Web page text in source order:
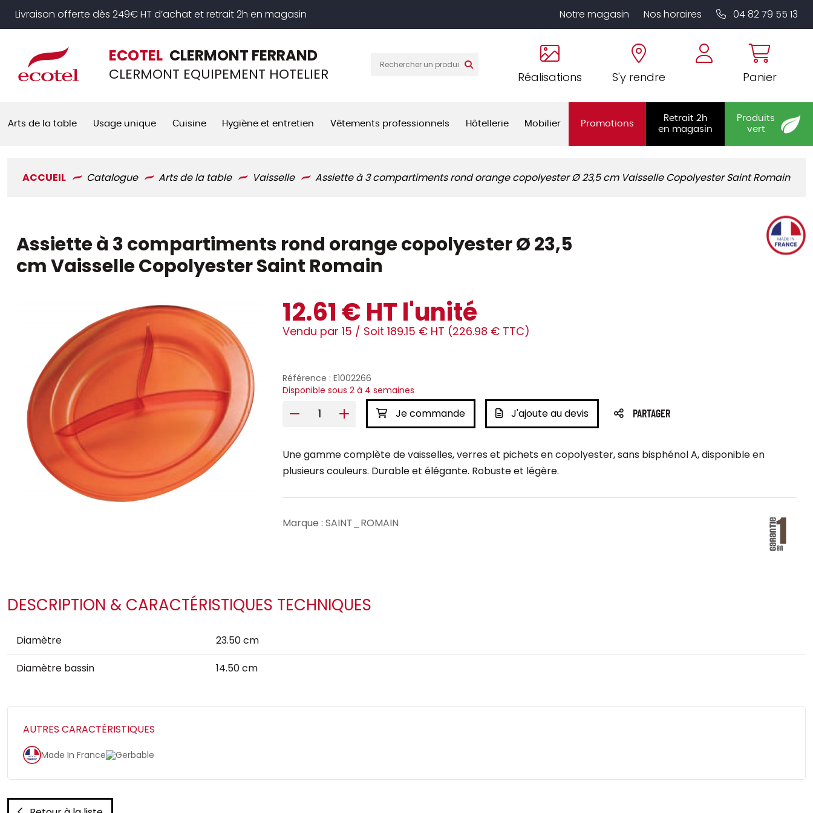
Livraison offerte dès 249€ HT d’achat et retrait 2h en magasin Notre magasin Nos horaires 04 82 79 55 13
ECOTEL CLERMONT FERRAND
CLERMONT EQUIPEMENT HOTELIER Réalisations S'y rendre Panier
Arts de la table Usage unique Cuisine Hygiène et entretien Vêtements professionnels Hôtellerie Mobilier Promotions
Retrait 2h
en magasin
Produits
vert
ACCUEIL Catalogue Arts de la table Vaisselle Assiette à 3 compartiments rond orange copolyester Ø 23,5 cm Vaisselle Copolyester Saint Romain
Assiette à 3 compartiments rond orange copolyester Ø 23,5
cm Vaisselle Copolyester Saint Romain
12.61 € HT l'unité
Vendu par 15 / Soit 189.15 € HT (226.98 € TTC)
Référence : E1002266
Disponible sous 2 à 4 semaines
Je commande J'ajoute au devis PARTAGER
Une gamme complète de vaisselles, verres et pichets en copolyester, sans bisphénol A, disponible en
plusieurs couleurs. Durable et élégante. Robuste et légère.
Marque : SAINT_ROMAIN
DESCRIPTION & CARACTÉRISTIQUES TECHNIQUES
Diamètre
23.50 cm
Diamètre bassin
14.50 cm
AUTRES CARACTÉRISTIQUES
Made In France Gerbable
Panneau de gestion des cookies